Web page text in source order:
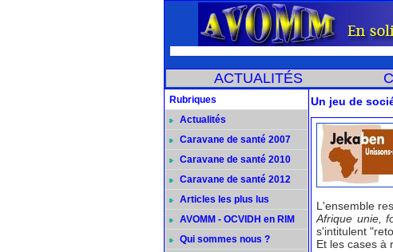
ACTUALITÉS
Rubriques
Actualités
Caravane de santé 2007
Caravane de santé 2010
Caravane de santé 2012
Articles les plus lus
AVOMM - OCVIDH en RIM
Qui sommes nous ?
Un jeu de
L'ensemble
Afrique unie,
s'intitulent
Et les cases à